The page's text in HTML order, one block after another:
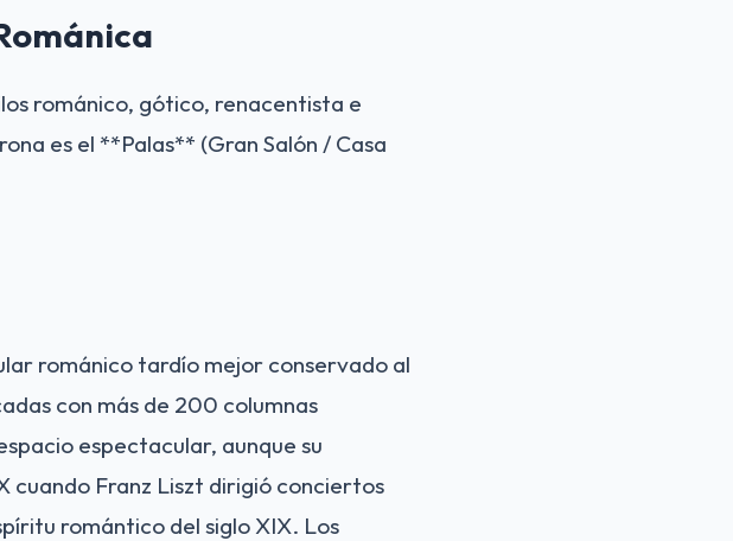
románico, gótico, renacentista e
es el **Palas** (Gran Salón / Casa
románico tardío mejor conservado al
con más de 200 columnas
espectacular, aunque su
cuando Franz Liszt dirigió conciertos
romántico del siglo XIX. Los